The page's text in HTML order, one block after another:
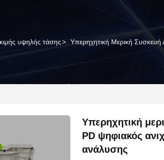
υψηλής τάσης> Υπερηχητική Μερική
Υπερηχητική
PD ψηφιακός
ανάλυσης